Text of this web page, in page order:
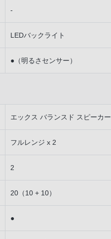
-
LEDバックライト
●（明るさセンサー）
エックス バランスド スピーカー
フルレンジ x 2
2
20（10 + 10）
●